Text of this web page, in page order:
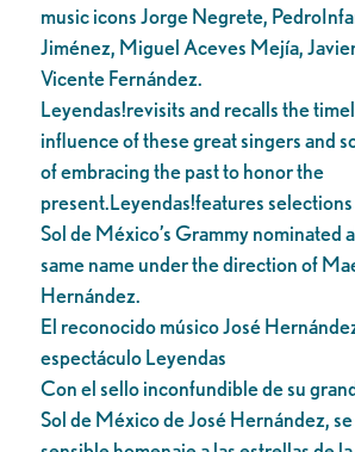
music icons Jorge Negrete,
Jiménez, Miguel Aceves Mejía,
Vicente Fernández.
Leyendas!revisits and recalls the
influence of these great singers and
of embracing the past to honor the
present.Leyendas!features
Sol de México’s Grammy nominated
same name under the direction of
Hernández.
El reconocido músico José
espectáculo Leyendas
Con el sello inconfundible de su
Sol de México de José Hernández,